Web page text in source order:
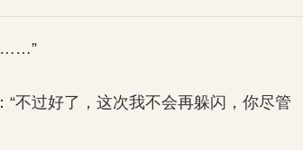
……”
过好了，这次我不会再躲闪，你尽管